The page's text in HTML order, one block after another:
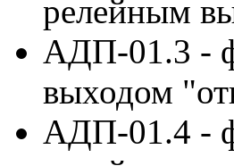
релейным
АДП-01.3 -
выходом
АДП-01.4 -